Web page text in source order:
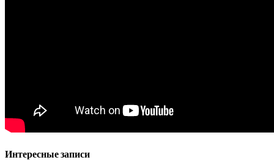
Интересные записи